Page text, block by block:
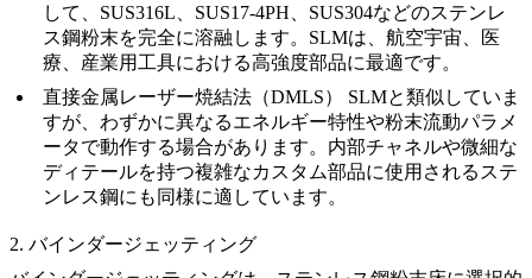
して、 SUS316L SUS17-4PH SUS304などのステンレ
ス鋼粉末を完全に溶融します。SLMは、航空宇宙、医
療、産業用工具における高強度部品に最適です。
直接金属レーザー焼結法（DMLS）
SLMと類似していま
すが、わずかに異なるエネルギー特性や粉末流動パラメ
ータで動作する場合があります。内部チャネルや微細な
ディテールを持つ複雑なカスタム部品に使用されるステ
ンレス鋼にも同様に適しています。
2. バインダージェッティング